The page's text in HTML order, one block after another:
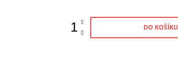
DO KOŠÍKU